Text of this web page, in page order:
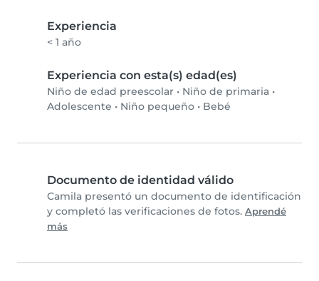
Experiencia
< 1 año
Experiencia con esta(s) edad(es)
Niño de edad preescolar • Niño de primaria •
Adolescente • Niño pequeño • Bebé
Documento de identidad válido
Camila presentó un documento de identificación
y completó las verificaciones de fotos. Aprendé
más